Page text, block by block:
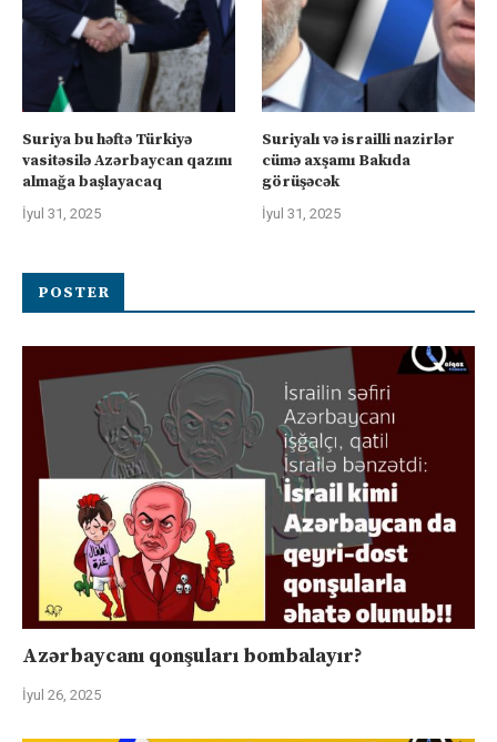
Suriya bu həftə Türkiyə
vasitəsilə Azərbaycan qazını
almağa başlayacaq
İyul 31, 2025
Suriyalı və israilli nazirlər
cümə axşamı Bakıda
görüşəcək
İyul 31, 2025
POSTER
Azərbaycanı qonşuları bombalayır?
İyul 26, 2025